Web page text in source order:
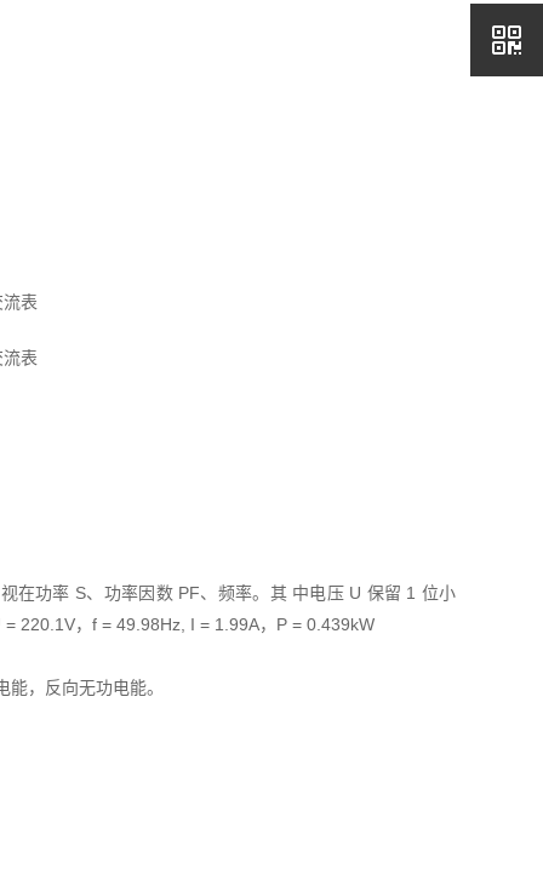
在功率 S、功率因数 PF、频率。其 中电压 U 保留 1 位小
220.1V，f = 49.98Hz, I = 1.99A，P = 0.439kW
，反向无功电能。